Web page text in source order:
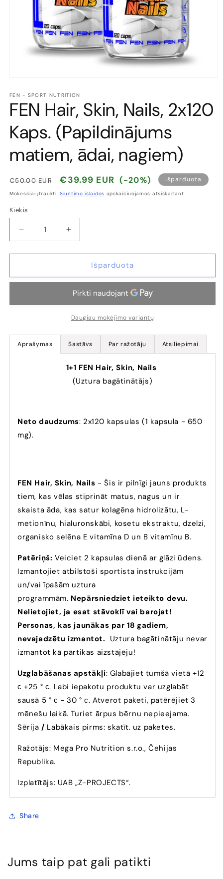
1
modaliniame
lange
FEN - SPORT NUTRITION
FEN Hair, Skin, Nails, 2x120
Kaps. (Papildinājums
matiem, ādai, nagiem)
Įprasta
kaina
€50.00 EUR
Išpardavimo
kaina
€39.99 EUR (-20%) Išparduota
Mokesčiai įtraukti. Siuntimo išlaidos apskaičiuojamos atsiskaitant.
Kiekis
Kiekis
Sumažinti
FEN
Hair,
Nails,
(Papildinājums
nagiem)
kiekį
Padidinti
FEN
Hair,
Nails,
Kaps.
(Papildinājums
matiem,
nagiem)
kiekį
Išparduota
Daugiau mokėjimo variantų
Aprašymas Sastāvs Par ražotāju Atsiliepimai
1+1 FEN Hair, Skin, Nails
(Uztura bagātinātājs)
Neto daudzums: 2x120 kapsulas (1 kapsula - 650
mg).
FEN Hair, Skin, Nails - Šis ir pilnīgi jauns produkts
tiem, kas vēlas stiprināt matus, nagus un ir
skaista āda, kas satur kolagēna hidrolizātu, L-
metionīnu, hialuronskābi, kosetu ekstraktu, dzelzi,
organisko selēna E vitamīna D un B vitamīnu B.
Patēriņš: Veiciet 2 kapsulas dienā ar glāzi ūdens.
Izmantojiet atbilstoši sportista instrukcijām
un/vai īpašām uztura
programmām. Nepārsniedziet ieteikto devu.
Nelietojiet, ja esat stāvoklī vai barojat!
Personas, kas jaunākas par 18 gadiem,
nevajadzētu izmantot. Uztura bagātinātāju nevar
izmantot kā pārtikas aizstājēju!
Uzglabāšanas apstākļi: Glabājiet tumšā vietā +12
с +25 ° с. Labi iepakotu produktu var uzglabāt
sausā 5 ° с - 30 ° с. Atverot paketi, patērējiet 3
mēnešu laikā. Turiet ārpus bērnu nepieejama.
Sērija / Labākais pirms: skatīt. uz paketes.
Ražotājs: Mega Pro Nutrition s.r.o., Čehijas
Republika.
Izplatītājs: UAB „Z-PROJECTS“.
Share
Jums taip pat gali patikti